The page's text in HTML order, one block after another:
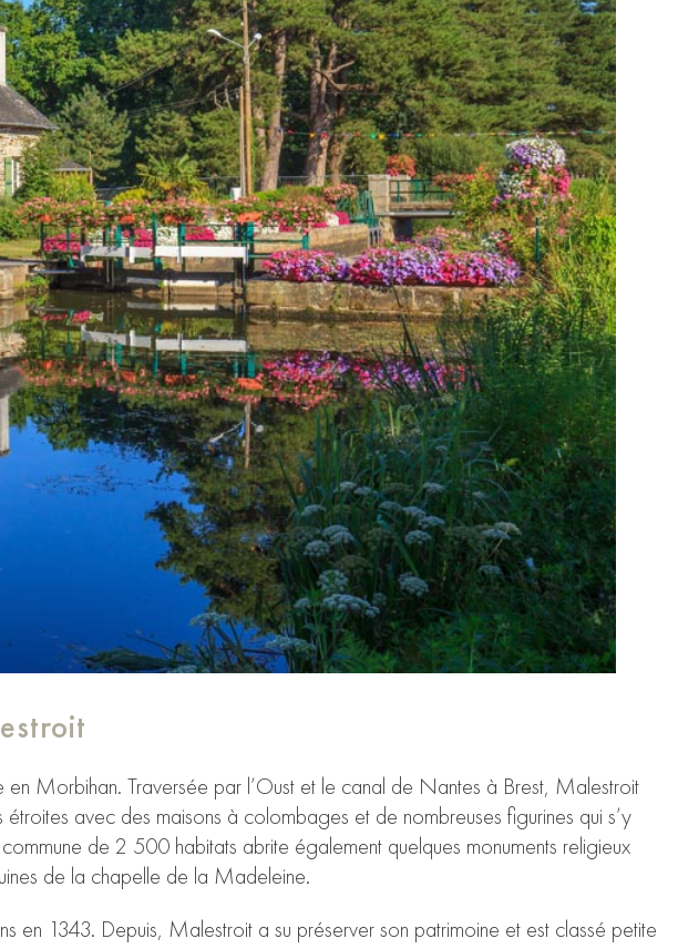
Morbihan. Traversée par l’Oust et le canal de Nantes à Brest, Malestroit
avec des maisons à colombages et de nombreuses figurines qui s’y
de 2 500 habitats abrite également quelques monuments religieux
de la chapelle de la Madeleine.
en 1343. Depuis, Malestroit a su préserver son patrimoine et est classé petite